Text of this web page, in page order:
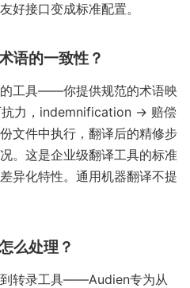
好接口变成标准配置。
语的一致性？
工具——你提供规范的术语映
力，indemnification → 赔偿
文件中执行，翻译后的精修步
。这是企业级翻译工具的标准
异化特性。通用机器翻译不提
么处理？
转录工具——Audien专为从